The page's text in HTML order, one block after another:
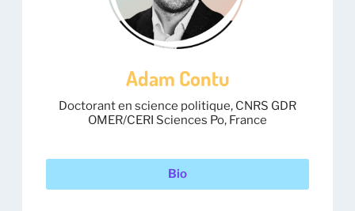
Adam Contu
Doctorant en science politique, CNRS GDR
OMER/CERI Sciences Po, France
Bio